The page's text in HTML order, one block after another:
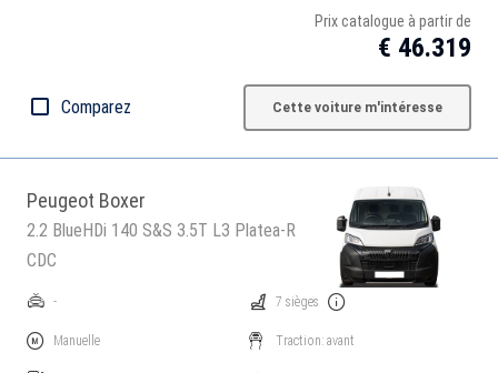
Prix catalogue à partir de
€ 46.319
Comparez Cette voiture m'intéresse
Peugeot Boxer
2.2 BlueHDi 140 S&S 3.5T L3 Platea-R
CDC
-
Manuelle
7 sièges
Traction: avant